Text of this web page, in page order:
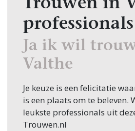
Trouwen in
professionals
Ja ik wil
Valthe
Je keuze is een felicitatie
is een plaats om te beleven.
leukste professionals uit
Trouwen.nl